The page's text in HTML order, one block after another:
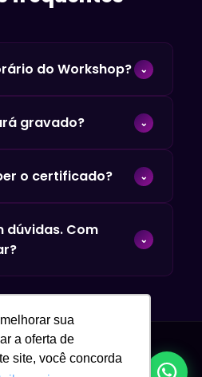
sua
a oferta de
site, você concorda
do Workshop? ⌄
às 22h, ao vivo e
gravado? ⌄
aulas, o workshop
. Planeje sua
o certificado? ⌄
MEC. Para recebê-lo,
das aulas ao vivo e
chave num formulário
dúvidas. Com
⌄
Faculdade LEC